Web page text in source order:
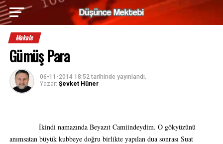
Makale
Gümüş Para
06-11-2014 18:52tarihinde yayınlandı.
Yazar: Şevket Hüner
İkindi namazında Beyazıt Camiindeydim. O gökyüzünü
anımsatan büyük kubbeye doğru birlikte yapılan dua sonrası Suat